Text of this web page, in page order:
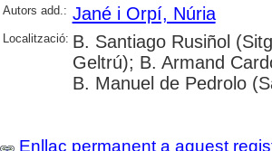
Autors add.: Jané i Orpí, Núria
Localització: B. Santiago Rusiñol
Geltrú); B. Armand
B. Manuel de Pedrolo
Enllaç permanent a aquest